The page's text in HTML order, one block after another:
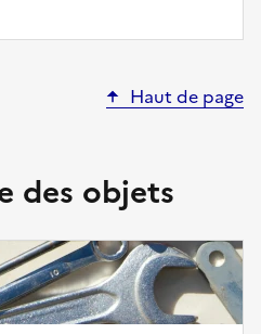
Haut de page
des objets